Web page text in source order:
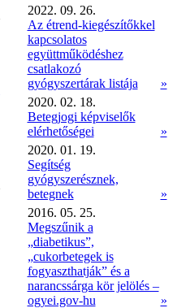
2022. 09. 26.
Az étrend-kiegészítőkkel
kapcsolatos
együttműködéshez
csatlakozó
gyógyszertárak listája
»
2020. 02. 18.
Betegjogi képviselők
elérhetőségei
»
2020. 01. 19.
Segítség
gyógyszerésznek,
betegnek
»
2016. 05. 25.
Megszűnik a
„diabetikus”,
„cukorbetegek is
fogyaszthatják” és a
narancssárga kör jelölés –
ogyei.gov-hu
»